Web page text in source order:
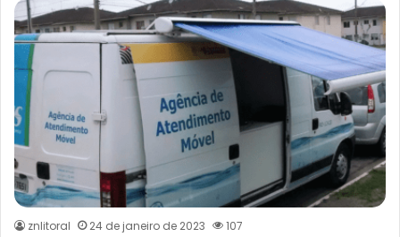
znlitoral 24 de janeiro de 2023 107